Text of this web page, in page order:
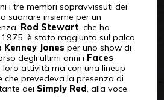
i tre membri sopravvissuti dei
suonare insieme per un
Rod Stewart, che ha
è stato raggiunto sul palco
Kenney Jonesper uno show di
degli ultimi anni i Faces
attività ma con una lineup
che prevedeva la presenza di
dei Simply Red, alla voce.